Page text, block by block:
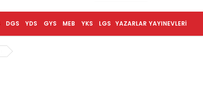
YAYINEVLERI
YAZARLAR
LGS
YKS
MEB
GYS
YDS
DGS